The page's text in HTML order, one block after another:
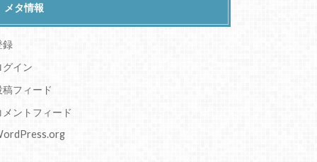
メタ情報
録
グイン
稿フィード
メントフィード